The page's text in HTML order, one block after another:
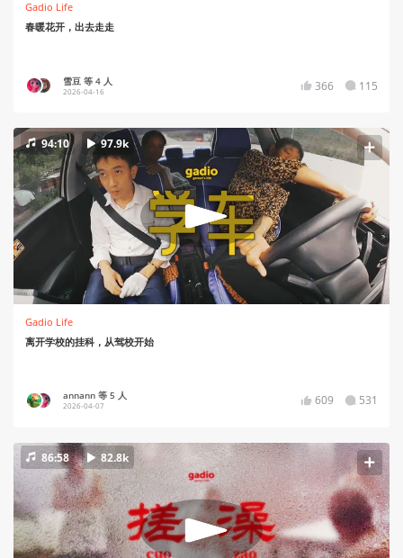
Gadio Life
春暖花开，出去走走
雪豆 等 4 人
2026-04-16 366 115
94:10 97.9k
Gadio Life
离开学校的挂科，从驾校开始
annann 等 5 人
2026-04-07 609 531
86:58 82.8k